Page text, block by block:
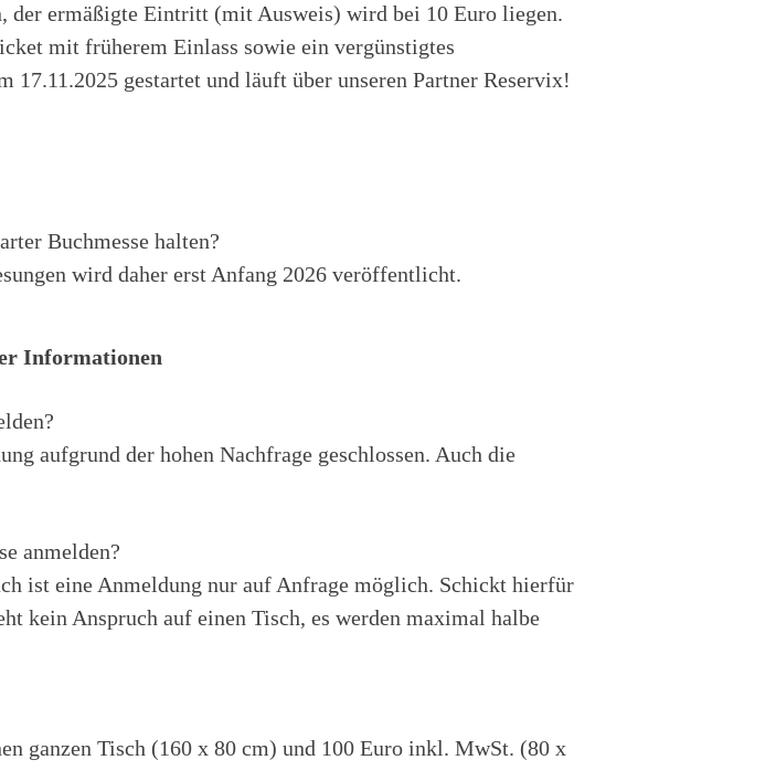
der ermäßigte Eintritt (mit Ausweis) wird bei 10 Euro liegen.
mit früherem Einlass sowie ein vergünstigtes
gestartet und läuft über unseren Partner Reservix!
Buchmesse halten?
wird daher erst Anfang 2026 veröffentlicht.
Informationen
aufgrund der hohen Nachfrage geschlossen. Auch die
anmelden?
ist eine Anmeldung nur auf Anfrage möglich. Schickt hierfür
kein Anspruch auf einen Tisch, es werden maximal halbe
ganzen Tisch (160 x 80 cm) und 100 Euro inkl. MwSt. (80 x